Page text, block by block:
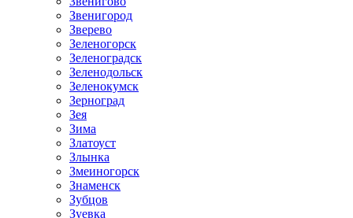
Звенигород
Зверево
Зеленогорск
Зеленоградск
Зеленодольск
Зеленокумск
Зерноград
Зея
Зима
Златоуст
Злынка
Змеиногорск
Знаменск
Зубцов
Зуевка